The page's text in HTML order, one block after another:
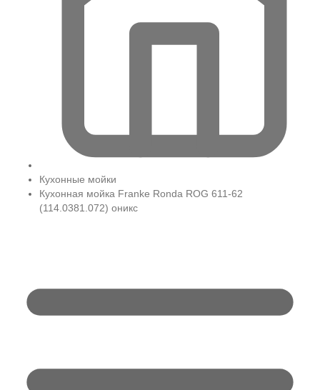
Кухонные мойки
Кухонная мойка Franke Ronda ROG 611-62
(114.0381.072) оникс